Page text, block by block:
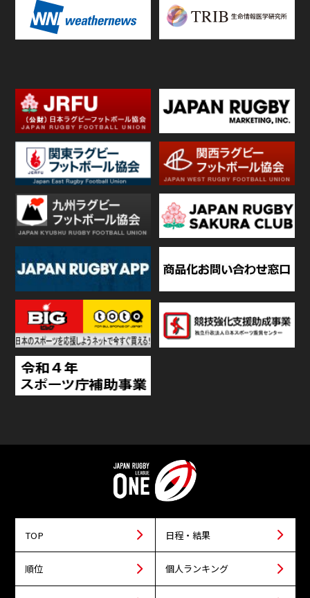
TOP 日程・結果
順位 個人ランキング